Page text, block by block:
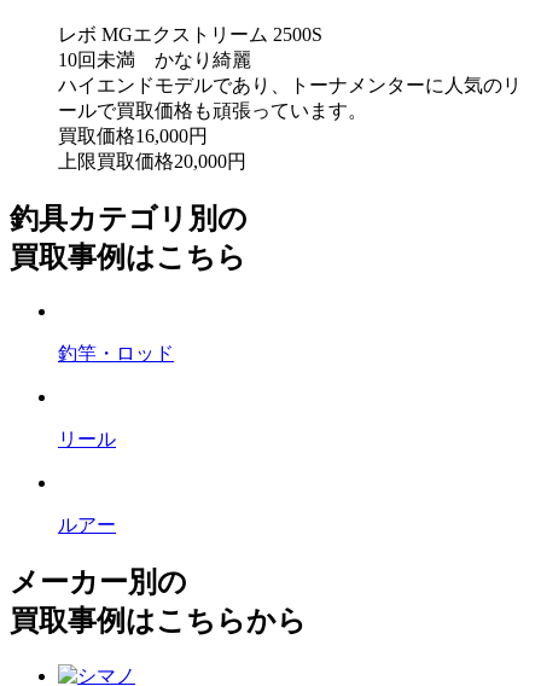
レボ MGエクストリーム 2500S
10回未満 かなり綺麗
ハイエンドモデルであり、トーナメンターに人気のリ
ールで買取価格も頑張っています。
買取価格16,000円
上限買取価格20,000円
釣具カテゴリ別の
買取事例はこちら
釣竿・ロッド
リール
ルアー
メーカー別の
買取事例はこちらから